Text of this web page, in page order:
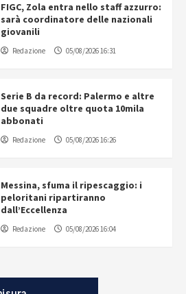
FIGC, Zola entra nello staff azzurro:
sarà coordinatore delle nazionali
giovanili
Redazione 05/08/2026 16:31
Serie B da record: Palermo e altre
due squadre oltre quota 10mila
abbonati
Redazione 05/08/2026 16:26
Messina, sfuma il ripescaggio: i
peloritani ripartiranno
dall’Eccellenza
Redazione 05/08/2026 16:04